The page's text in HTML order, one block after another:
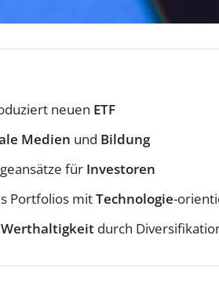
neuen ETF
Medien und Bildung
für Investoren
Portfolios mitTechnologie-
Werthaltigkeit durch